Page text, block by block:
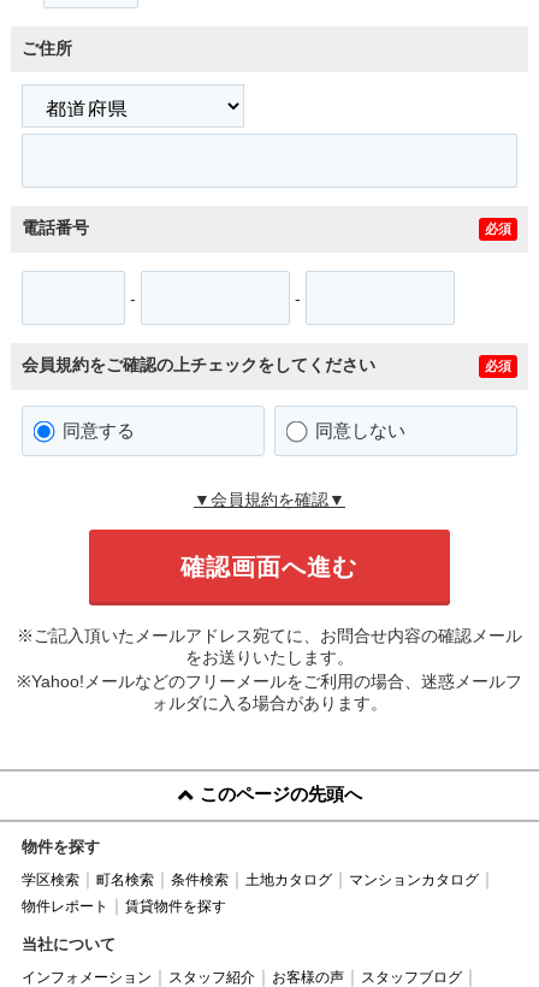
ご住所
電話番号 必須
- -
会員規約をご確認の上チェックをしてください 必須
同意する 同意しない
▼会員規約を確認▼
※ご記入頂いたメールアドレス宛てに、お問合せ内容の確認メール
をお送りいたします。
※Yahoo!メールなどのフリーメールをご利用の場合、迷惑メールフ
ォルダに入る場合があります。
このページの先頭へ
物件を探す
学区検索 町名検索 条件検索 土地カタログ
マンションカタログ
物件レポート
賃貸物件を探す
当社について
インフォメーション スタッフ紹介 お客様の声
スタッフブログ